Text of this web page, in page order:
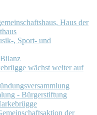
Haus der
, Sport- und
wächst weiter auf
- Bürgerstiftung
der